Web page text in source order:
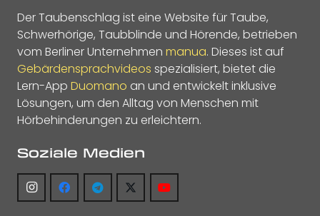
Der Taubenschlag ist eine Website für Taube,
Schwerhörige, Taubblinde und Hörende, betrieben
vom Berliner Unternehmen manua. Dieses ist auf
Gebärdensprachvideos spezialisiert, bietet die
Lern-App Duomano an und entwickelt inklusive
Lösungen, um den Alltag von Menschen mit
Hörbehinderungen zu erleichtern.
Soziale Medien